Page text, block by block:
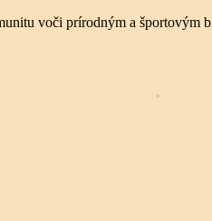
voči prírodným a športovým